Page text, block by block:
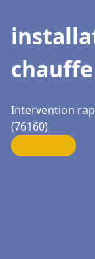
Intervention
(76160)